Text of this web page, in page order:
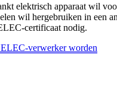
elektrisch apparaat wil
wil hergebruiken in een
certificaat nodig.
verwerker worden